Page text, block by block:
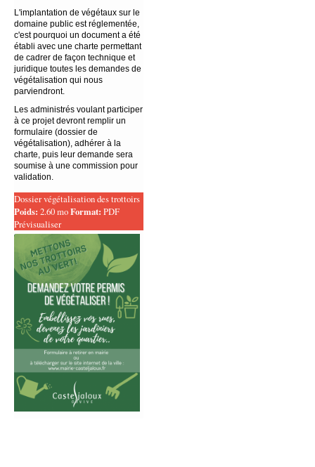
L'implantation de végétaux sur le
domaine public est réglementée,
c'est pourquoi un document a été
établi avec une charte permettant
de cadrer de façon technique et
juridique toutes les demandes de
végétalisation qui nous
parviendront.
Les administrés voulant participer
à ce projet devront remplir un
formulaire (dossier de
végétalisation), adhérer à la
charte, puis leur demande sera
soumise à une commission pour
validation.
Dossier végétalisation des trottoirs
Poids: 2.60 moFormat: PDF
Prévisualiser